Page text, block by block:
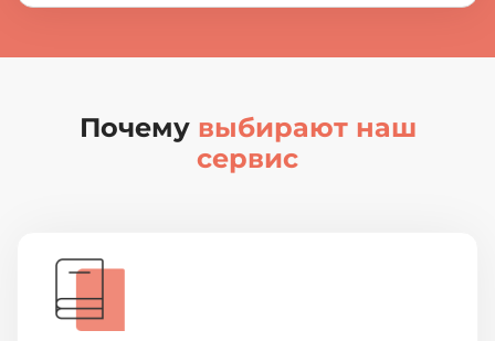
Почему выбирают наш
сервис